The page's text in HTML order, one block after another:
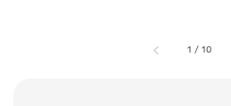
1 /10